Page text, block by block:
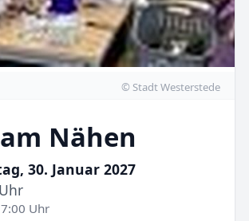
© Stadt Westerstede
Nähen
30. Januar 2027
Uhr